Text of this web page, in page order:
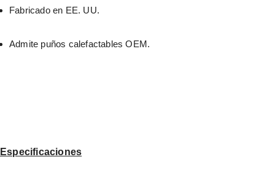
Fabricado en EE. UU.
Admite puños calefactables OEM.
Especificaciones